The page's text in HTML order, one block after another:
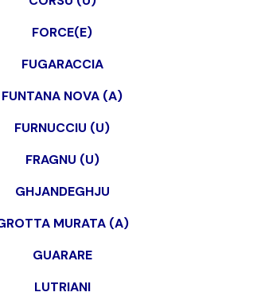
FORCE(E)
FUGARACCIA
FUNTANA NOVA (A)
FURNUCCIU (U)
FRAGNU (U)
GHJANDEGHJU
MURATA (A)
GUARARE
LUTRIANI